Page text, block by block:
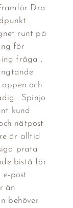
Dra
.
runt på
för
fråga .
och
. Spinjo
kund
nätpost
är alltid
prata
bistå för
e-post
än
behöver